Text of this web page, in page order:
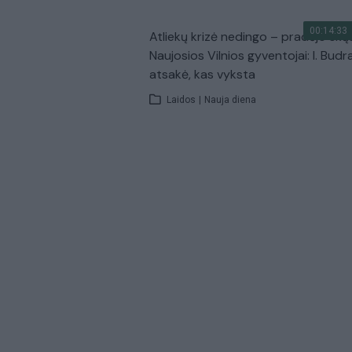
00:14:33
Atliekų krizė nedingo – pradėjo
Naujosios Vilnios gyventojai: I.
atsakė, kas vyksta
Laidos | Nauja diena